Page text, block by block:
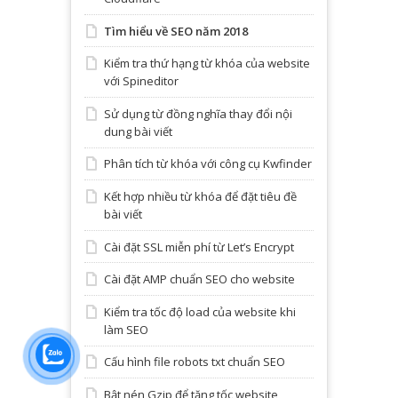
Tìm hiểu về SEO năm 2018
Kiểm tra thứ hạng từ khóa của website
với Spineditor
Sử dụng từ đồng nghĩa thay đổi nội
dung bài viết
Phân tích từ khóa với công cụ Kwfinder
Kết hợp nhiều từ khóa để đặt tiêu đề
bài viết
Cài đặt SSL miễn phí từ Let’s Encrypt
Cài đặt AMP chuẩn SEO cho website
Kiểm tra tốc độ load của website khi
làm SEO
Cấu hình file robots txt chuẩn SEO
Bật nén Gzip để tăng tốc website